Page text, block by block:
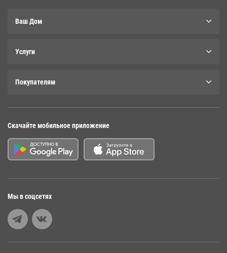
Ваш Дом
Услуги
Покупателям
Скачайте мобильное приложение
Мы в соцсетях